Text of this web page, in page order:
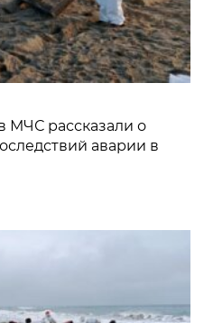
МЧС рассказали о
аварии в